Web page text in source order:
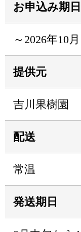
お申込み期日
～2026年10
提供元
吉川果樹園
配送
常温
発送期日